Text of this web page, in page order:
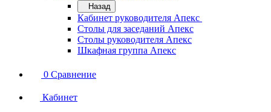
Назад
Кабинет руководителя Апекс
Столы для заседаний Апекс
Столы руководителя Апекс
Шкафная группа Апекс
0 Сравнение
Кабинет